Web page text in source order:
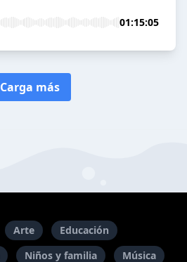
01:15:05
Carga más
Arte
Educación
Niños y familia Música